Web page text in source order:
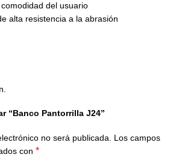
del usuario
alta resistencia a la abrasión
“Banco Pantorrilla J24”
no será publicada.
Los campos
con *